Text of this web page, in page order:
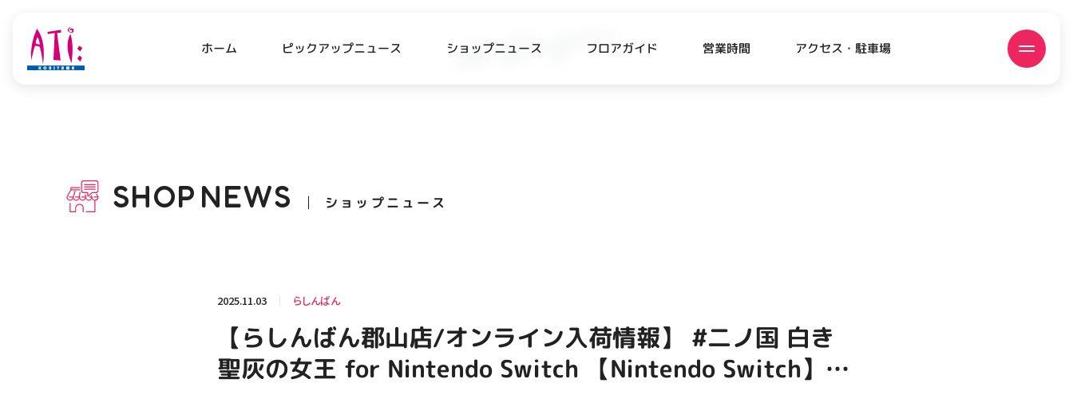
ホーム ピックアップニュース ショップニュース フロアガイド 営業時間 アクセス・駐車場
テナント出店募集
催事出店募集 EVENT
呪術廻戦PLAZA
EVENT
店頭キッチンカースペース 出店
カレンダー
EVENT
お祭りBBQビアガーデン 屋上
で好評営業中！
CAMPAIGN
ヨドバシカメラ 平日限定1時
間駐車サービス
CAMPAIGN
プレミアム駐車サービス [4～
8F専門店対象]
SHOP NEWS ショップニュース
2025.11.03 らしんばん
【らしんばん郡山店/オンライン入荷情報】 #二ノ国 白き
聖灰の女王 for Nintendo Switch 【Nintendo Switch】が